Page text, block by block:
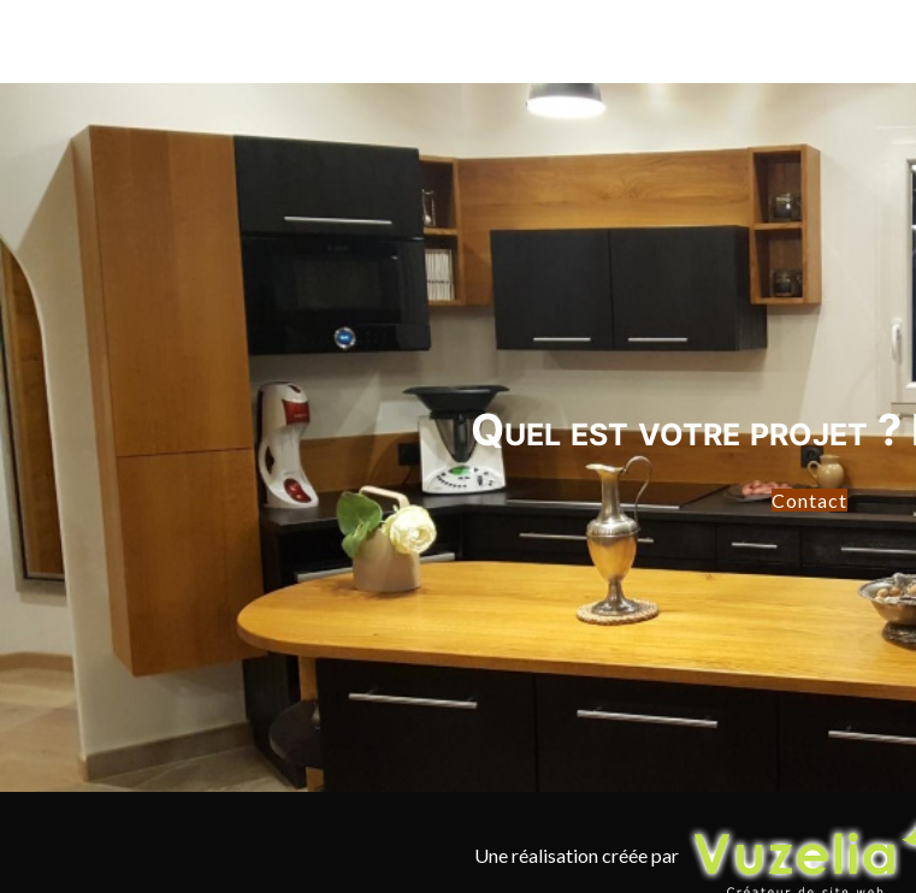
Quel est votre projet ?
Contact
Une réalisation créée par